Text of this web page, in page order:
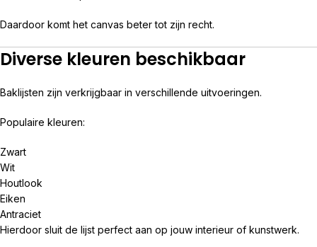
Daardoor komt het canvas beter tot zijn recht.
Diverse kleuren beschikbaar
Baklijsten zijn verkrijgbaar in verschillende uitvoeringen.
Populaire kleuren:
Zwart
Wit
Houtlook
Eiken
Antraciet
Hierdoor sluit de lijst perfect aan op jouw interieur of kunstwerk.